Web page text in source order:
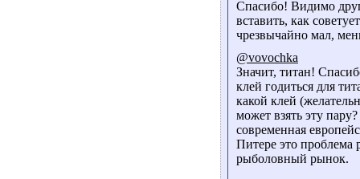
Спасибо! Видимо
вставить, как
чрезвычайно мал,
@vovochka
Значит, титан!
клей годиться для
какой клей
может взять эту
современная
Питере это
рыболовный рынок.